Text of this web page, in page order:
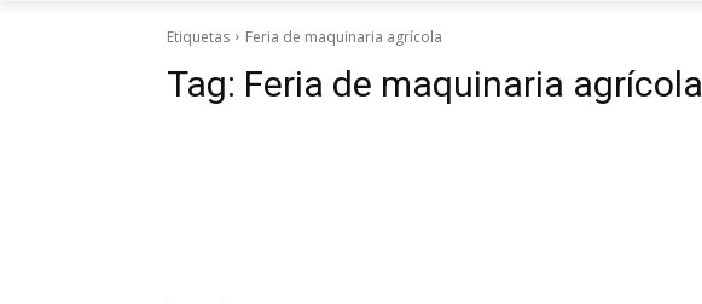
Etiquetas Feria de maquinaria agrícola
Tag: Feria de maquinaria agrícola